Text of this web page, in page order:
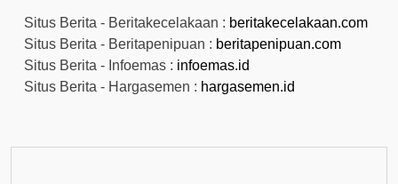
Situs Berita - Beritakecelakaan : beritakecelakaan.com
Situs Berita - Beritapenipuan : beritapenipuan.com
Situs Berita - Infoemas : infoemas.id
Situs Berita - Hargasemen : hargasemen.id